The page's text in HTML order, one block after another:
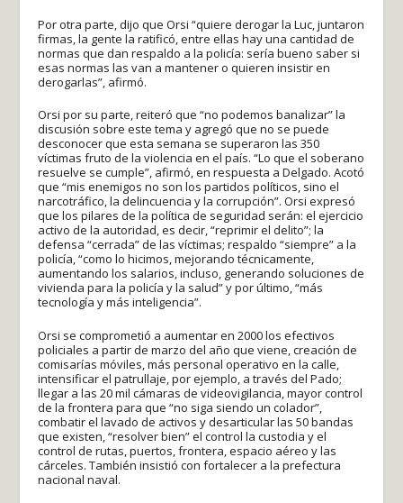
Por otra parte, dijo que Orsi “quiere derogar la Luc, juntaron
firmas, la gente la ratificó, entre ellas hay una cantidad de
normas que dan respaldo a la policía: sería bueno saber si
esas normas las van a mantener o quieren insistir en
derogarlas”, afirmó.
Orsi por su parte, reiteró que “no podemos banalizar” la
discusión sobre este tema y agregó que no se puede
desconocer que esta semana se superaron las 350
víctimas fruto de la violencia en el país. “Lo que el soberano
resuelve se cumple”, afirmó, en respuesta a Delgado. Acotó
que “mis enemigos no son los partidos políticos, sino el
narcotráfico, la delincuencia y la corrupción”. Orsi expresó
que los pilares de la política de seguridad serán: el ejercicio
activo de la autoridad, es decir, “reprimir el delito”; la
defensa “cerrada” de las víctimas; respaldo “siempre” a la
policía, “como lo hicimos, mejorando técnicamente,
aumentando los salarios, incluso, generando soluciones de
vivienda para la policía y la salud” y por último, “más
tecnología y más inteligencia”.
Orsi se comprometió a aumentar en 2000 los efectivos
policiales a partir de marzo del año que viene, creación de
comisarías móviles, más personal operativo en la calle,
intensificar el patrullaje, por ejemplo, a través del Pado;
llegar a las 20 mil cámaras de videovigilancia, mayor control
de la frontera para que “no siga siendo un colador”,
combatir el lavado de activos y desarticular las 50 bandas
que existen, “resolver bien” el control la custodia y el
control de rutas, puertos, frontera, espacio aéreo y las
cárceles. También insistió con fortalecer a la prefectura
nacional naval.